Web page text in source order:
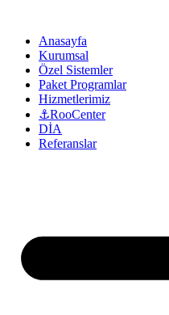
Anasayfa
Kurumsal
Özel Sistemler
Paket Programlar
Hizmetlerimiz
⚓RooCenter
DİA
Referanslar